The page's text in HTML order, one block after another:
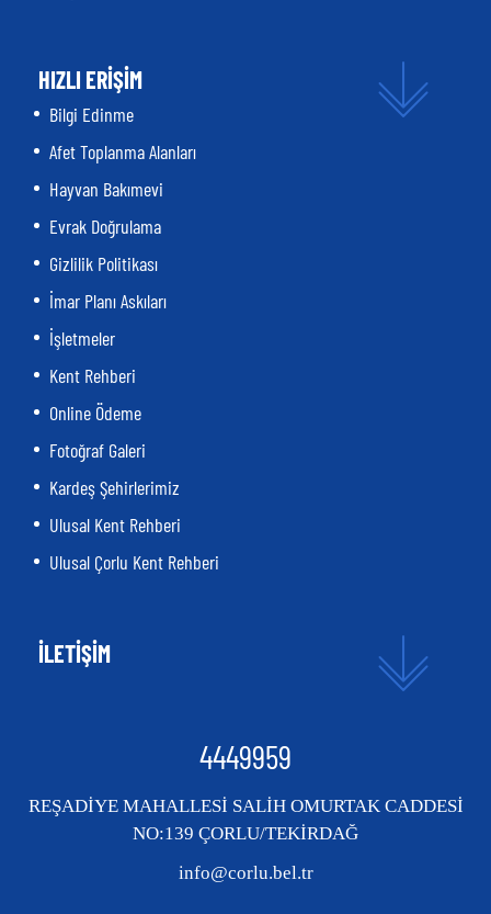
HIZLI ERİŞİM
Bilgi Edinme
Afet Toplanma Alanları
Hayvan Bakımevi
Evrak Doğrulama
Gizlilik Politikası
İmar Planı Askıları
İşletmeler
Kent Rehberi
Online Ödeme
Fotoğraf Galeri
Kardeş Şehirlerimiz
Ulusal Kent Rehberi
Ulusal Çorlu Kent Rehberi
İLETİŞİM
4449959
REŞADİYE MAHALLESİ SALİH OMURTAK CADDESİ
NO:139 ÇORLU/TEKİRDAĞ
info@corlu.bel.tr